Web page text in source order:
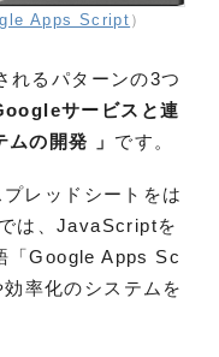
Apps Script ）
れるパターンの3つ
サービスと連
の開発 」 です。
レッドシートをは
は、JavaScriptを
「Google Apps Sc
率化のシステムを